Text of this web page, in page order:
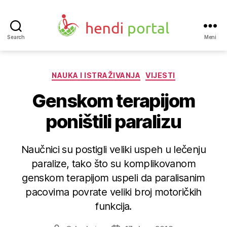
Search
portal
Meni
Kategorije
NAUKA I ISTRAŽIVANJA VIJESTI
Genskom terapijom
poništili paralizu
Naučnici su postigli veliki uspeh u lečenju
paralize, tako što su komplikovanom
genskom terapijom uspeli da paralisanim
pacovima povrate veliki broj motoričkih
funkcija.